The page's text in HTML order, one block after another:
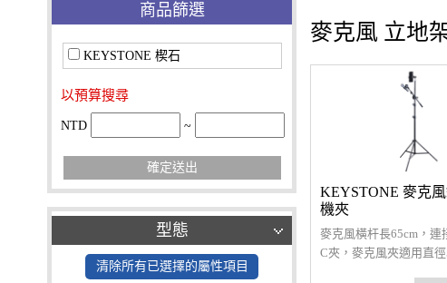
商品篩選
KEYSTONE 楔石
以預算搜尋
NTD ~
確定送出
型態
清除所有已選擇的屬性項目
麥克風 立地
KEYSTONE 麥克
機夾
麥克風橫杆長65cm，連
C夾，麥克風夾適用直